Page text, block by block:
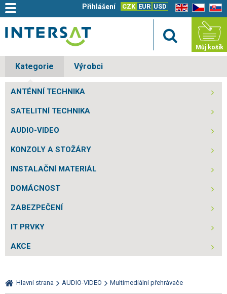
EN CZ SK
CZK EUR USD
Přihlášení
Můj košík
Kategorie Výrobci
ANTÉNNÍ TECHNIKA
SATELITNÍ TECHNIKA
AUDIO-VIDEO
KONZOLY A STOŽÁRY
INSTALAČNÍ MATERIÁL
DOMÁCNOST
ZABEZPEČENÍ
IT PRVKY
AKCE
Hlavní strana AUDIO-VIDEO Multimediální přehrávače